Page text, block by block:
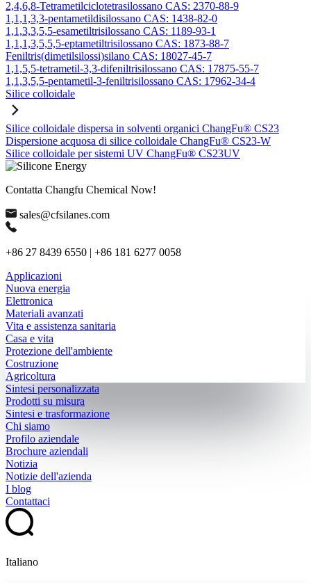
2,4,6,8-Tetrametilciclotetrasilossano CAS: 2370-88-9
1,1,1,3,3-pentametildisilossano CAS: 1438-82-0
1,1,3,3,5,5-esametiltrisilossano CAS: 1189-93-1
1,1,1,3,5,5,5-eptametiltrisilossano CAS: 1873-88-7
Feniltris(dimetilsilossi)silano CAS: 18027-45-7
1,1,5,5-tetrametil-3,3-difeniltrisilossano CAS: 17875-55-7
1,1,3,5,5-pentametil-3-feniltrisilossano CAS: 17962-34-4
Silice colloidale
Silice colloidale dispersa in solventi organici ChangFu® CS23
Dispersione acquosa di silice colloidale ChangFu® CS23-W
Silice colloidale per sistemi UV ChangFu® CS23UV
Contatta Changfu Chemical Now!
sales@cfsilanes.com
+86 27 8439 6550 | +86 181 6277 0058
Applicazioni
Nuova energia
Elettronica
Materiali avanzati
Vita e assistenza sanitaria
Casa e vita
Protezione dell'ambiente
Costruzione
Agricoltura
Sintesi personalizzata
Prodotti su misura
Sintesi e trasformazione
Chi siamo
Profilo aziendale
Brochure aziendali
Notizia
Notizie dell'azienda
I blog
Contattaci
Italiano